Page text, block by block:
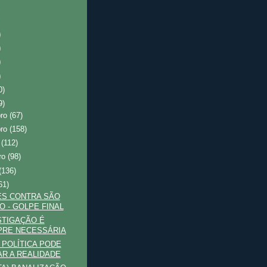
(67)
(158)
(112)
(98)
CONTRA SÃO
- GOLPE FINAL
É
NECESSÁRIA
POLÍTICA PODE
A REALIDADE